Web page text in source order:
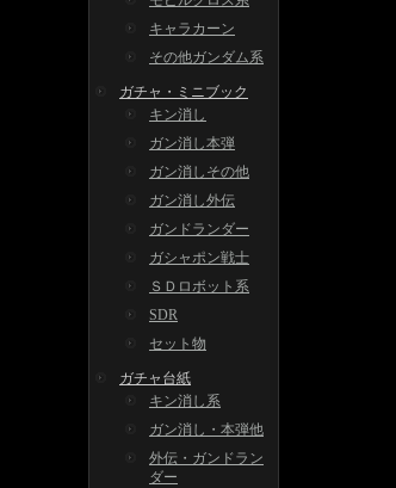
キャラカーン
その他ガンダム系
ガチャ・ミニブック
キン消し
ガン消し本弾
ガン消しその他
ガン消し外伝
ガンドランダー
ガシャポン戦士
ＳＤロボット系
SDR
セット物
ガチャ台紙
キン消し系
ガン消し・本弾他
外伝・ガンドラン
ダー